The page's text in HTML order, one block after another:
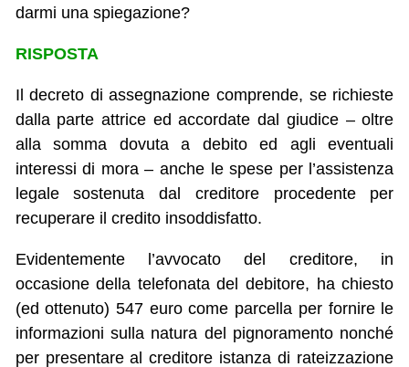
darmi una spiegazione?
RISPOSTA
Il decreto di assegnazione comprende, se richieste
dalla parte attrice ed accordate dal giudice – oltre
alla somma dovuta a debito ed agli eventuali
interessi di mora – anche le spese per l’assistenza
legale sostenuta dal creditore procedente per
recuperare il credito insoddisfatto.
Evidentemente l’avvocato del creditore, in
occasione della telefonata del debitore, ha chiesto
(ed ottenuto) 547 euro come parcella per fornire le
informazioni sulla natura del pignoramento nonché
per presentare al creditore istanza di rateizzazione